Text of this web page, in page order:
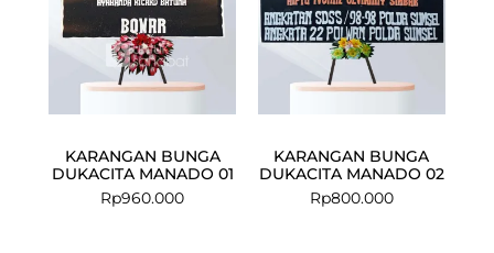
KARANGAN BUNGA
DUKACITA MANADO 01
Rp960.000
KARANGAN BUNGA
DUKACITA MANADO 02
Rp800.000